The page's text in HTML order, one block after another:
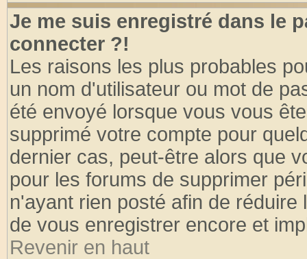
Je me suis enregistré dans le
connecter ?!
Les raisons les plus probables
un nom d'utilisateur ou mot de
été envoyé lorsque vous vous
supprimé votre compte pour
dernier cas, peut-être alors que
pour les forums de supprimer
n'ayant rien posté afin de
de vous enregistrer encore et
Revenir en haut